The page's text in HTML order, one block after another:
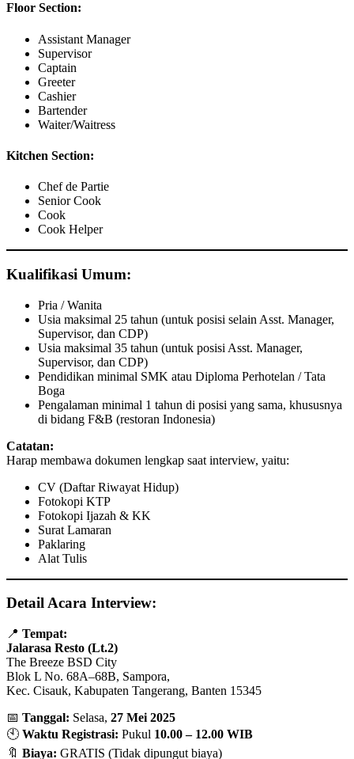
Floor Section:
Assistant Manager
Supervisor
Captain
Greeter
Cashier
Bartender
Waiter/Waitress
Kitchen Section:
Chef de Partie
Senior Cook
Cook
Cook Helper
Kualifikasi Umum:
Pria / Wanita
Usia maksimal 25 tahun (untuk posisi selain Asst. Manager,
Supervisor, dan CDP)
Usia maksimal 35 tahun (untuk posisi Asst. Manager,
Supervisor, dan CDP)
Pendidikan minimal SMK atau Diploma Perhotelan / Tata
Boga
Pengalaman minimal 1 tahun di posisi yang sama, khususnya
di bidang F&B (restoran Indonesia)
Catatan:
Harap membawa dokumen lengkap saat interview, yaitu:
CV (Daftar Riwayat Hidup)
Fotokopi KTP
Fotokopi Ijazah & KK
Surat Lamaran
Paklaring
Alat Tulis
Detail Acara Interview:
📍 Tempat:
Jalarasa Resto (Lt.2)
The Breeze BSD City
Blok L No. 68A–68B, Sampora,
Kec. Cisauk, Kabupaten Tangerang, Banten 15345
📅 Tanggal: Selasa, 27 Mei 2025
🕙 Waktu Registrasi: Pukul 10.00 – 12.00 WIB
🔖 Biaya: GRATIS (Tidak dipungut biaya)